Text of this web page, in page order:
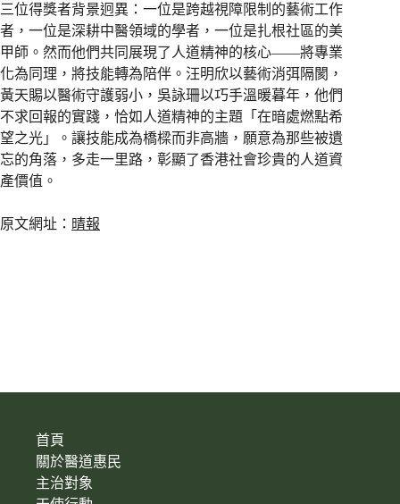
三位得獎者背景迥異：一位是跨越視障限制的藝術工作
者，一位是深耕中醫領域的學者，一位是扎根社區的美
甲師。然而他們共同展現了人道精神的核心——將專業
化為同理，將技能轉為陪伴。汪明欣以藝術消弭隔閡，
黃天賜以醫術守護弱小，吳詠珊以巧手溫暖暮年，他們
不求回報的實踐，恰如人道精神的主題「在暗處燃點希
望之光」。讓技能成為橋樑而非高牆，願意為那些被遺
忘的角落，多走一里路，彰顯了香港社會珍貴的人道資
產價值。
原文網址： 晴報
首頁
關於醫道惠民
主治對象